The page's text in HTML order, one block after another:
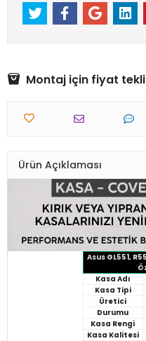
Montaj için fiyat
Ürün Açıklaması
Asus GL551,
Kasa Adı
Kasa Tipi
Üretici
Durumu
Kasa Rengi
Kasa Kalitesi